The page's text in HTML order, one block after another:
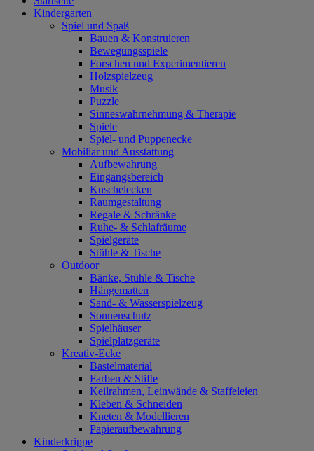
Kindergarten
Spiel und Spaß
Bauen & Konstruieren
Bewegungsspiele
Forschen und Experimentieren
Holzspielzeug
Musik
Puzzle
Sinneswahrnehmung & Therapie
Spiele
Spiel- und Puppenecke
Mobiliar und Ausstattung
Aufbewahrung
Eingangsbereich
Kuschelecken
Raumgestaltung
Regale & Schränke
Ruhe- & Schlafräume
Spielgeräte
Stühle & Tische
Outdoor
Bänke, Stühle & Tische
Hängematten
Sand- & Wasserspielzeug
Sonnenschutz
Spielhäuser
Spielplatzgeräte
Kreativ-Ecke
Bastelmaterial
Farben & Stifte
Keilrahmen, Leinwände & Staffeleien
Kleben & Schneiden
Kneten & Modellieren
Papieraufbewahrung
Kinderkrippe